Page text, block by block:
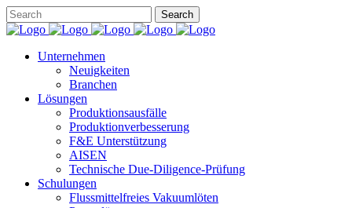
Unternehmen
Neuigkeiten
Branchen
Lösungen
Produktionsausfälle
Produktionverbesserung
F&E Unterstützung
AISEN
Technische Due-Diligence-Prüfung
Schulungen
Flussmittelfreies Vakuumlöten